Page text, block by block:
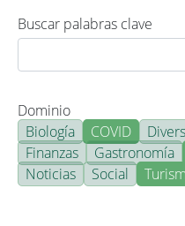
Buscar palabras clave
Dominio
Biología
COVID
Finanzas
Gastronomía
Noticias
Social